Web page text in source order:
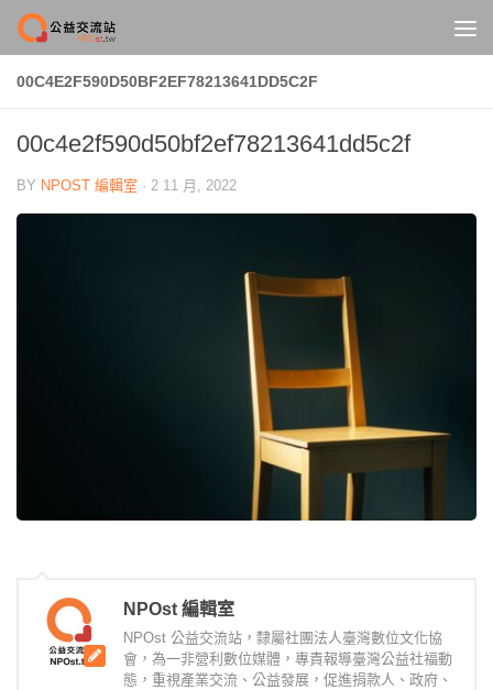
Skip to content
00C4E2F590D50BF2EF78213641DD5C2F
00c4e2f590d50bf2ef78213641dd5c2f
BY NPOST 編輯室 · 2 11 月, 2022
NPOst 編輯室
NPOst 公益交流站，隸屬社團法人臺灣數位文化協
會，為一非營利數位媒體，專責報導臺灣公益社福動
態，重視產業交流、公益發展，促進捐款人、政府、